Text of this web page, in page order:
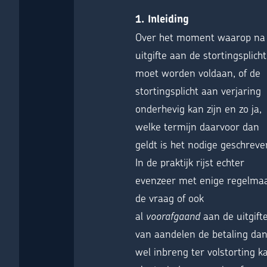
1. Inleiding
Over het moment waarop na
uitgifte aan de stortingsplicht
moet worden voldaan, of de
stortingsplicht aan verjaring
onderhevig kan zijn en zo ja,
welke termijn daarvoor dan
geldt is het nodige
In de praktijk rijst echter
evenzeer met enige
de vraag of ook
al voorafgaandaan de uitgifte
van aandelen de betaling dan
wel inbreng ter volstorting